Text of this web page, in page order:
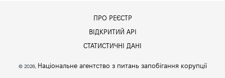
ПРО РЕЄСТР
ВІДКРИТИЙ АРІ
СТАТИСТИЧНІ ДАНІ
© 2026, Національне агентство з питань запобігання корупції